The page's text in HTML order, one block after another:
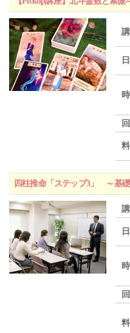
四柱推命「ステップ3」 ～基